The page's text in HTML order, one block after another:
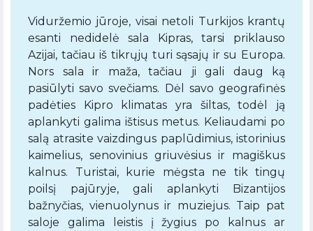
Viduržemio jūroje, visai netoli Turkijos krantų
esanti nedidelė sala Kipras, tarsi priklauso
Azijai, tačiau iš tikrųjų turi sąsajų ir su Europa.
Nors sala ir maža, tačiau ji gali daug ką
pasiūlyti savo svečiams. Dėl savo geografinės
padėties Kipro klimatas yra šiltas, todėl ją
aplankyti galima ištisus metus. Keliaudami po
salą atrasite vaizdingus paplūdimius, istorinius
kaimelius, senovinius griuvėsius ir magiškus
kalnus. Turistai, kurie mėgsta ne tik tingų
poilsį pajūryje, gali aplankyti Bizantijos
bažnyčias, vienuolynus ir muziejus. Taip pat
saloje galima leistis į žygius po kalnus ar